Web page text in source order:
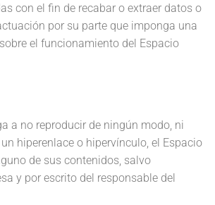
con el fin de recabar o extraer datos o
por su parte que imponga una
el funcionamiento del Espacio
a no reproducir de ningún modo, ni
hiperenlace o hipervínculo, el Espacio
de sus contenidos, salvo
y por escrito del responsable del